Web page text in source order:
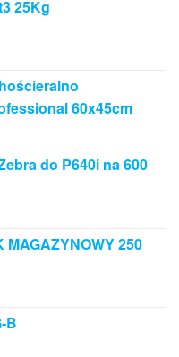
25Kg
60x45cm
do P640i na 600
MAGAZYNOWY 250
B